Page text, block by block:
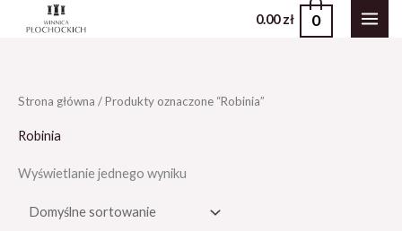
0.00zł 0
Strona główna / Produkty oznaczone “Robinia”
Robinia
Wyświetlanie jednego wyniku